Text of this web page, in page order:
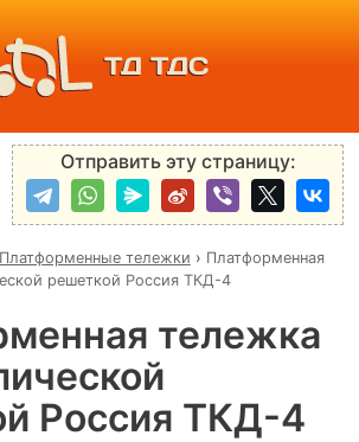
ТД ТДС
Отправить эту страницу:
Платформенные тележки › Платформенная
решеткой Россия ТКД-4
тележка
Россия ТКД-4